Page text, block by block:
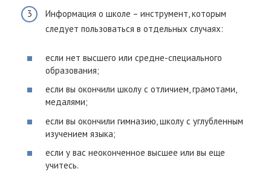
Информация о школе – инструмент, которым
следует пользоваться в отдельных случаях:
если нет высшего или средне-специального
образования;
если вы окончили школу с отличием, грамотами,
медалями;
если вы окончили гимназию, школу с углубленным
изучением языка;
если у вас неоконченное высшее или вы еще
учитесь.